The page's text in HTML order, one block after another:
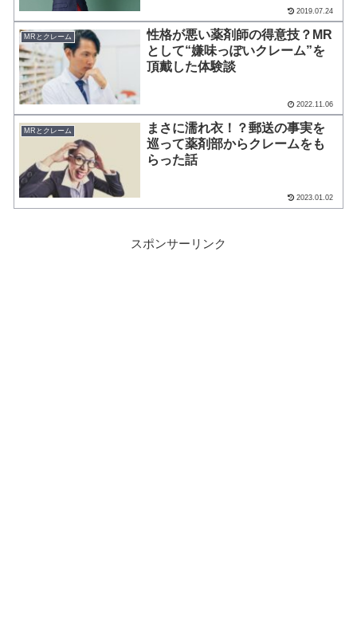
2019.07.24
MRとクレーム
性格が悪い薬剤師の得意技？MR
として“嫌味っぽいクレーム”を
頂戴した体験談
2022.11.06
MRとクレーム
まさに濡れ衣！？郵送の事実を
巡って薬剤部からクレームをも
らった話
2023.01.02
スポンサーリンク